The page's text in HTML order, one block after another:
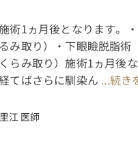
術1ヵ月後となります。
み取り）・下眼瞼脱脂術
らみ取り）施術1ヵ月後
てばさらに馴染ん ...続き
江 医師